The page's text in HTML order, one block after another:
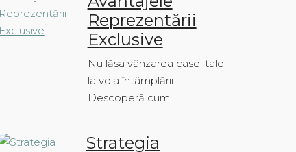
Reprezentării
Exclusive
Nu lăsa vânzarea casei tale
la voia întâmplării.
Descoperă cum…
Strategia